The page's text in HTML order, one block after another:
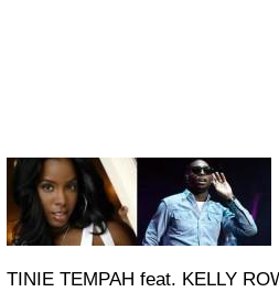
TINIE TEMPAH feat. KELLY